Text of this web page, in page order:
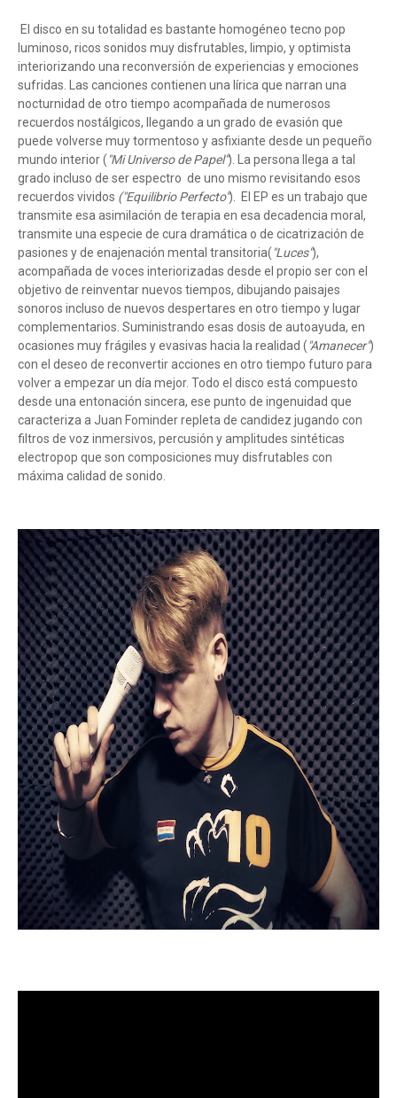
El disco en su totalidad es bastante homogéneo tecno pop
luminoso, ricos sonidos muy disfrutables, limpio, y optimista
interiorizando una reconversión de experiencias y emociones
sufridas. Las canciones contienen una lírica que narran una
nocturnidad de otro tiempo acompañada de numerosos
recuerdos nostálgicos, llegando a un grado de evasión que
puede volverse muy tormentoso y asfixiante desde un pequeño
mundo interior ( "Mi Universo de Papel"). La persona llega a tal
grado incluso de ser espectro de uno mismo revisitando esos
recuerdos vividos ("Equilibrio Perfecto"). El EP es un trabajo que
transmite esa asimilación de terapia en esa decadencia moral,
transmite una especie de cura dramática o de cicatrización de
pasiones y de enajenación mental transitoria( "Luces"),
acompañada de voces interiorizadas desde el propio ser con el
objetivo de reinventar nuevos tiempos, dibujando paisajes
sonoros incluso de nuevos despertares en otro tiempo y lugar
complementarios. Suministrando esas dosis de autoayuda, en
ocasiones muy frágiles y evasivas hacia la realidad ( "Amanecer")
con el deseo de reconvertir acciones en otro tiempo futuro para
volver a empezar un día mejor. Todo el disco está compuesto
desde una entonación sincera, ese punto de ingenuidad que
caracteriza a Juan Fominder repleta de candidez jugando con
filtros de voz inmersivos, percusión y amplitudes sintéticas
electropop que son composiciones muy disfrutables con
máxima calidad de sonido.